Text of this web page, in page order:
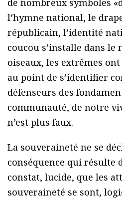
l’hymne national, le
républicain, l’identité
coucou s’installe dans le
oiseaux, les extrêmes ont
au point de s’identifier
défenseurs des
communauté, de notre
n’est plus faux.
La souveraineté ne se
conséquence qui résulte
constat, lucide, que les
souveraineté se sont,